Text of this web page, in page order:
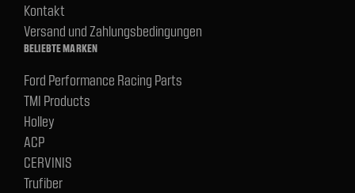
Kontakt
Versand und Zahlungsbedingungen
BELIEBTE MARKEN
Ford Performance Racing Parts
TMI Products
Holley
ACP
CERVINIS
Trufiber